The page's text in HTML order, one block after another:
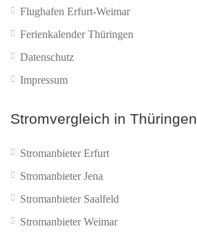
Flughafen Erfurt-Weimar
Ferienkalender Thüringen
Datenschutz
Impressum
Stromvergleich in Thüringen
Stromanbieter Erfurt
Stromanbieter Jena
Stromanbieter Saalfeld
Stromanbieter Weimar